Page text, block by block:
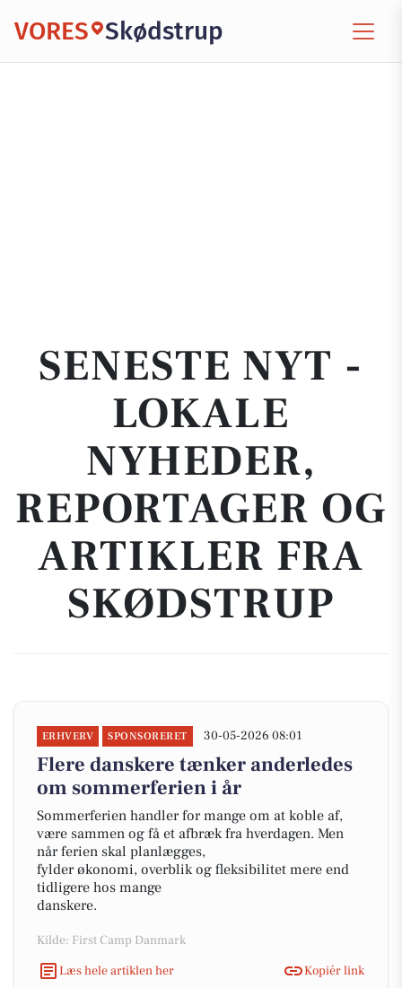
VORES Skødstrup
SENESTE NYT -
LOKALE
NYHEDER,
REPORTAGER OG
ARTIKLER FRA
SKØDSTRUP
ERHVERV SPONSORERET 30-05-2026 08:01
Flere danskere tænker anderledes
om sommerferien i år
Sommerferien handler for mange om at koble af,
være sammen og få et afbræk fra hverdagen. Men
når ferien skal planlægges,
fylder økonomi, overblik og fleksibilitet mere end
tidligere hos mange
danskere.
Kilde: First Camp Danmark
Læs hele artiklen her
Kopiér link